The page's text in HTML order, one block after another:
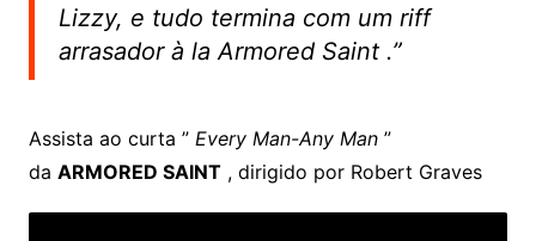
Lizzy, e tudo termina com um riff
arrasador à la Armored Saint.”
Assista ao curta ” Every Man-Any Man”
da ARMORED SAINT, dirigido por Robert Graves